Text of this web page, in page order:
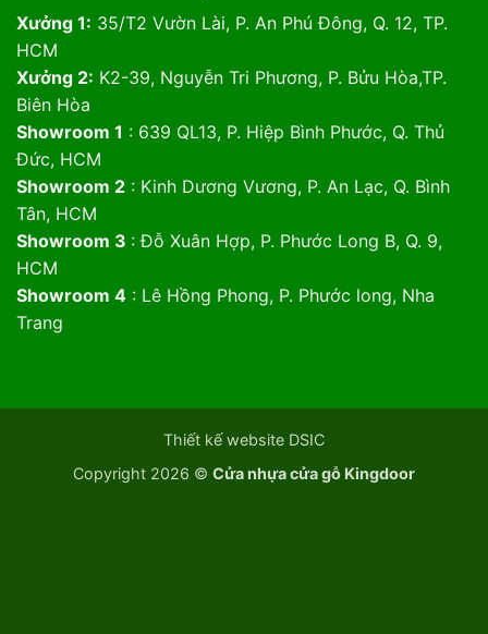
Xưởng 1: 35/T2 Vườn Lài, P. An Phú Đông, Q. 12, TP.
HCM
Xưởng 2: K2-39, Nguyễn Tri Phương, P. Bửu Hòa,TP.
Biên Hòa
Showroom 1 : 639 QL13, P. Hiệp Bình Phước, Q. Thủ
Đức, HCM
Showroom 2: Kinh Dương Vương, P. An Lạc, Q. Bình
Tân, HCM
Showroom 3 : Đỗ Xuân Hợp, P. Phước Long B, Q. 9,
HCM
Showroom 4: Lê Hồng Phong, P. Phước long, Nha
Trang
Thiết kế website DSIC
Copyright 2026 © Cửa nhựa cửa gỗ Kingdoor